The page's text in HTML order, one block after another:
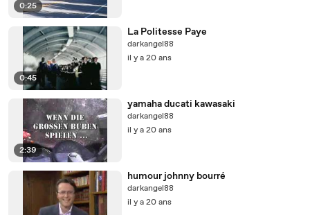
0:25
0:45
La Politesse Paye
darkangel88
il y a 20 ans
2:39
yamaha ducati kawasaki
darkangel88
il y a 20 ans
humour johnny bourré
darkangel88
il y a 20 ans